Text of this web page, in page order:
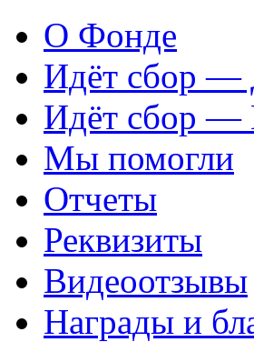
О Фонде
Идёт сбор
Идёт сбор
Мы помогли
Отчеты
Реквизиты
Видеоотзывы
Награды и